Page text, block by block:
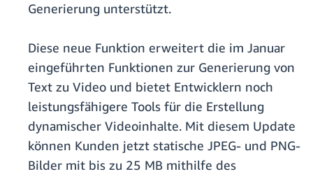
Generierung unterstützt.
Diese neue Funktion erweitert die im Januar
eingeführten Funktionen zur Generierung von
Text zu Video und bietet Entwicklern noch
leistungsfähigere Tools für die Erstellung
dynamischer Videoinhalte. Mit diesem Update
können Kunden jetzt statische JPEG- und PNG-
Bilder mit bis zu 25 MB mithilfe des